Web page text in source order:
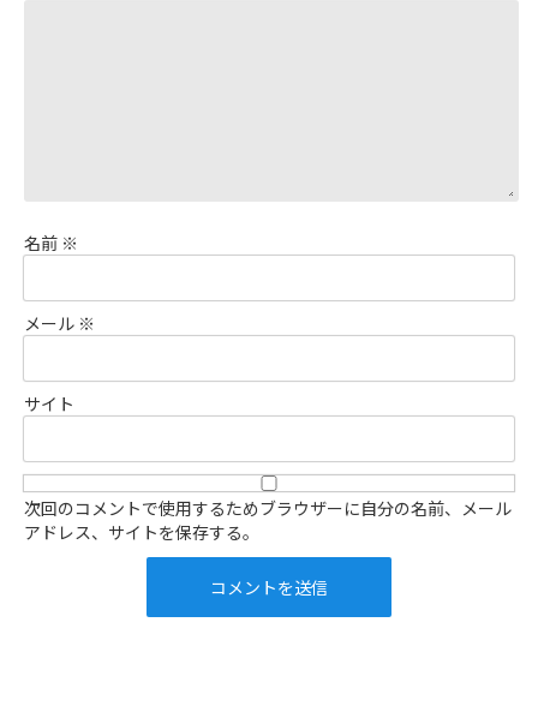
名前 ※
メール ※
サイト
次回のコメントで使用するためブラウザーに自分の名前、メール
アドレス、サイトを保存する。